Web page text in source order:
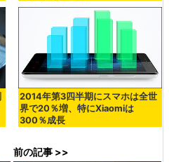
2014年第3四半期にスマホは全世
界で20％増、特にXiaomiは
300％成長
前の記事 >>